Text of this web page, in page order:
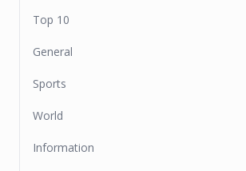
Top 10
General
Sports
World
Information